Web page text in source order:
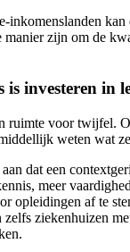
inkomenslanden kan
manier zijn om de
investeren in
ruimte voor twijfel.
weten wat
dat een
meer
opleidingen af te
ziekenhuizen